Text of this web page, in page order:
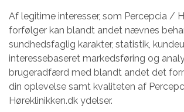
Af legitime interesser, som Percepcia /
forfølger kan blandt andet nævnes
sundhedsfaglig karakter, statistik,
interessebaseret markedsføring og
brugeradfærd med blandt andet det
din oplevelse samt kvaliteten af
Høreklinikken.dk ydelser.